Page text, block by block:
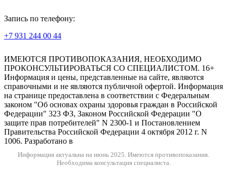
Запись по телефону:
+7 931 244 00 44
ИМЕЮТСЯ ПРОТИВОПОКАЗАНИЯ, НЕОБХОДИМО
ПРОКОНСУЛЬТИРОВАТЬСЯ СО СПЕЦИАЛИСТОМ. 16+
Информация и цены, представленные на сайте, являются
справочными и не являются публичной офертой. Информация
на странице предоставлена в соответствии с Федеральным
законом "Об основах охраны здоровья граждан в Российской
Федерации" 323 ФЗ, Законом Российской Федерации "О
защите прав потребителей" N 2300-1 и Постановлением
Правительства Российской Федерации 4 октября 2012 г. N
1006. Разработано в
Информация актуальна на июнь 2025. Имеются противопоказания.
Необходима консультация специалиста.